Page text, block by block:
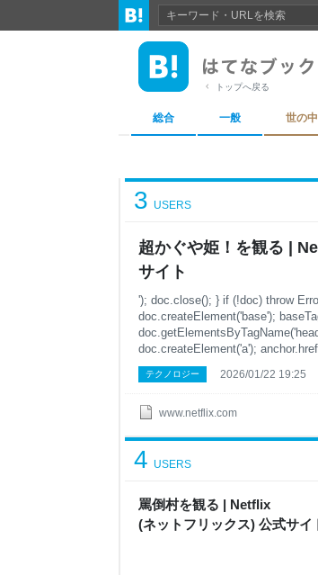
トップへ戻る
総合 一般 世の中
超かぐや姫！ を観 る |
サ イ ト
3 USERS
www.netflix.com
'); doc.close(); } if (!doc) throw
doc.createElement('base');
doc.createElement('a');
URLUtils (either a native URL // ob
テクノロジー 2026/01/22 19:25
罵倒村 を観 る | Netflix
( ネ ッ ト フ リ ッ ク ス ) 公 式サ イ
4 USERS